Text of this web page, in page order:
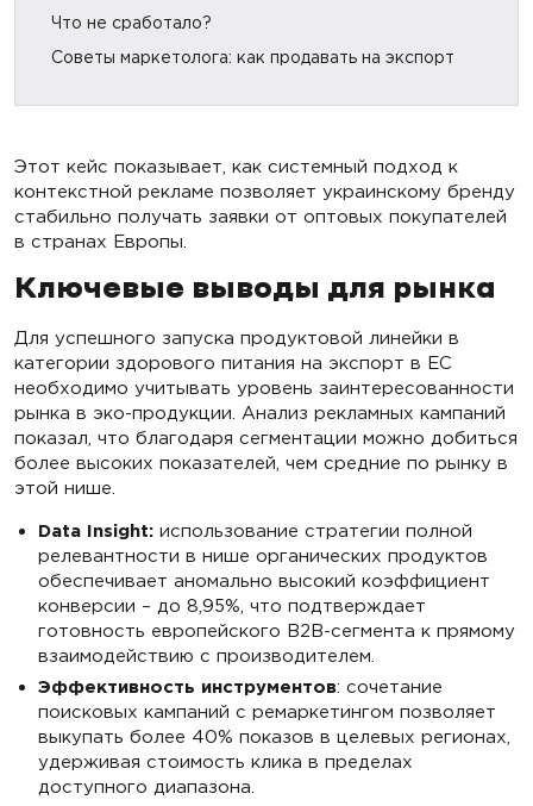
Что не сработало?
Советы маркетолога: как продавать на экспорт
Этот кейс показывает, как системный подход к
контекстной рекламе позволяет украинскому бренду
стабильно получать заявки от оптовых покупателей
в странах Европы.
Ключевые выводы для рынка
Для успешного запуска продуктовой линейки в
категории здорового питания на экспорт в ЕС
необходимо учитывать уровень заинтересованности
рынка в эко-продукции. Анализ рекламных кампаний
показал, что благодаря сегментации можно добиться
более высоких показателей, чем средние по рынку в
этой нише.
Data Insight: использование стратегии полной
релевантности в нише органических продуктов
обеспечивает аномально высокий коэффициент
конверсии – до 8,95%, что подтверждает
готовность европейского B2B-сегмента к прямому
взаимодействию с производителем.
Эффективность инструментов: сочетание
поисковых кампаний с ремаркетингом позволяет
выкупать более 40% показов в целевых регионах,
удерживая стоимость клика в пределах
доступного диапазона.